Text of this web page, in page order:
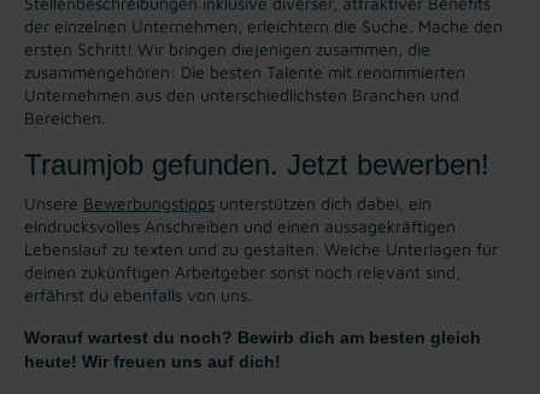
der einzelnen Unternehmen, erleichtern die Suche. Mache den
ersten Schritt! Wir bringen diejenigen zusammen, die
zusammengehören: Die besten Talente mit renommierten
Unternehmen aus den unterschiedlichsten Branchen und
Bereichen.
Traumjob gefunden. Jetzt bewerben!
Unsere Bewerbungstipps unterstützen dich dabei, ein
eindrucksvolles Anschreiben und einen aussagekräftigen
Lebenslauf zu texten und zu gestalten. Welche Unterlagen für
deinen zukünftigen Arbeitgeber sonst noch relevant sind,
erfährst du ebenfalls von uns.
Worauf wartest du noch? Bewirb dich am besten gleich
heute! Wir freuen uns auf dich!